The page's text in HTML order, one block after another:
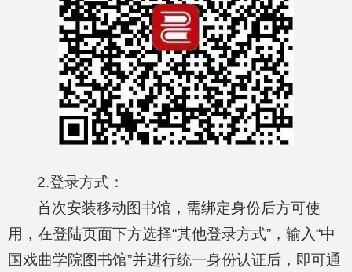
2.登录方式：
首次安装移动图书馆，需绑定身份后方可使
用，在登陆页面下方选择“其他登录方式”，输入“中
国戏曲学院图书馆”并进行统一身份认证后，即可通